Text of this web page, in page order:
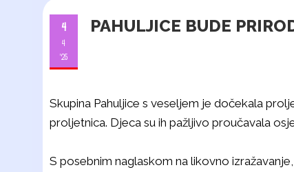
4
4
'25
PAHULJICE BUDE
Skupina Pahuljice s veseljem je dočekala
proljetnica. Djeca su ih pažljivo proučavala
S posebnim naglaskom na likovno